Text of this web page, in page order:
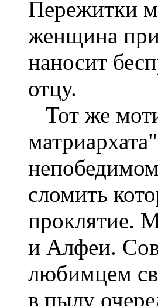
Пережитки
женщина
наносит
отцу.
Тот же
сломить
проклятие.
и Алфеи.
любимцем
в пылу